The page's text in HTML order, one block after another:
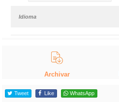
Idioma
Archivar
Tweet Like WhatsApp